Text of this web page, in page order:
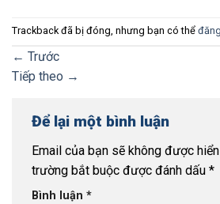
Trackback đã bị đóng, nhưng bạn có thể
← Trước
Tiếp theo →
Để lại một bình luận
Email của bạn sẽ không được
trường bắt buộc được đánh dấu *
Bình luận *